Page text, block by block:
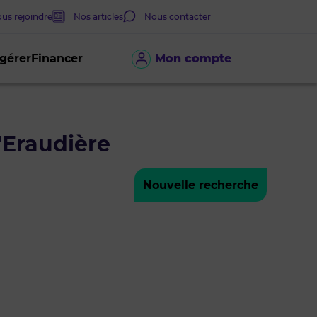
Mon compte
Financer
rejoindre Nos articles Nous contacter
Nouvelle recherche